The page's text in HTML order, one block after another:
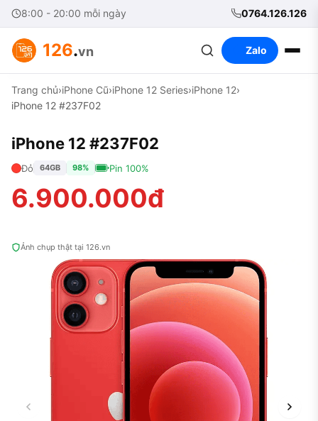
8:00 - 20:00 mỗi ngày 0764.126.126
126.vn Zalo
Trang chủ›iPhone Cũ›iPhone 12 Series›iPhone 12›
iPhone 12 #237F02
Ảnh chụp thật tại 126.vn
iPhone 12 #237F02
Đỏ 64GB 98% Pin 100%
6.900.000đ